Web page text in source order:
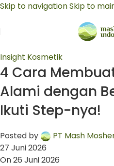
Skip to navigationSkip to
Insight Kosmetik
4 Cara
Alami dengan
Ikuti Step-nya!
Posted by
PT Mash
27 Juni 2026
On 26 Juni 2026